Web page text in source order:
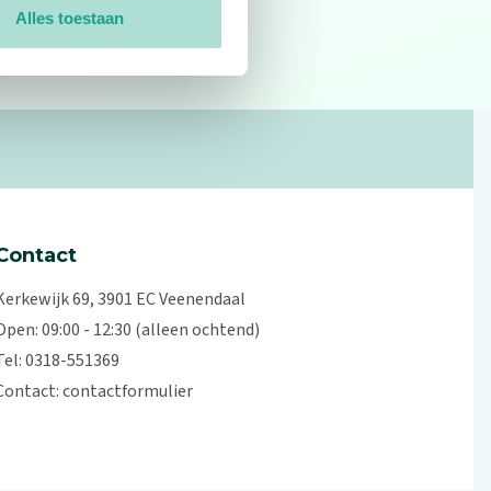
Alles toestaan
69, 3901 EC Veenendaal
09:00 - 12:30 (alleen ochtend)
0318-551369
contactformulier